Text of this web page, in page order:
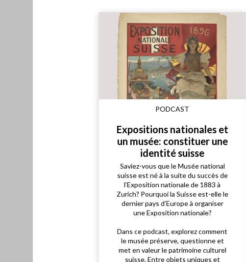
PODCAST
Expositions nationales et
un musée: constituer une
identité suisse
Saviez-vous que le Musée national
suisse est né à la suite du succès de
l’Exposition nationale de 1883 à
Zurich? Pourquoi la Suisse est-elle le
dernier pays d’Europe à organiser
une Exposition nationale?
Dans ce podcast, explorez comment
le musée préserve, questionne et
met en valeur le patrimoine culturel
suisse. Entre objets uniques et